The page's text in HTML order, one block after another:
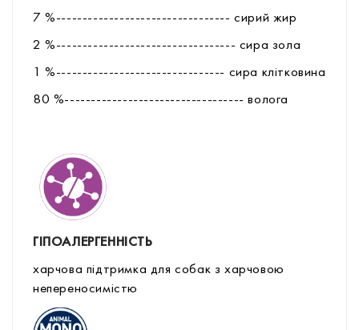
7 %--------------------------------- сирий жир
2 %---------------------------------- сира зола
1 %-------------------------------- сира клітковина
80 %---------------------------------- волога
ГІПОАЛЕРГЕННІСТЬ
харчова підтримка для собак з харчовою
непереносимістю